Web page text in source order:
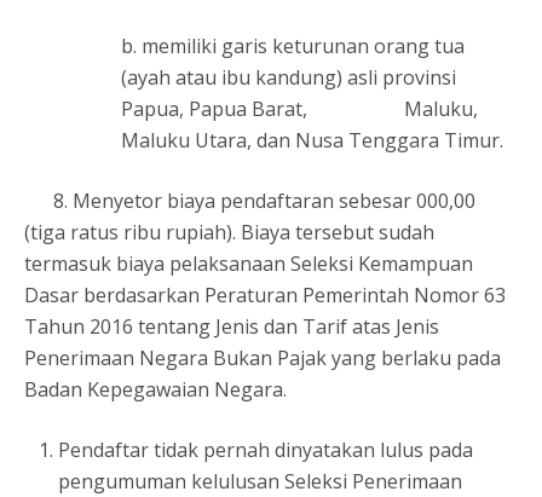
b. memiliki garis keturunan orang tua
(ayah atau ibu kandung) asli provinsi
Papua, Papua Barat, Maluku,
Maluku Utara, dan Nusa Tenggara Timur.
8. Menyetor biaya pendaftaran sebesar 000,00
(tiga ratus ribu rupiah). Biaya tersebut sudah
termasuk biaya pelaksanaan Seleksi Kemampuan
Dasar berdasarkan Peraturan Pemerintah Nomor 63
Tahun 2016 tentang Jenis dan Tarif atas Jenis
Penerimaan Negara Bukan Pajak yang berlaku pada
Badan Kepegawaian Negara.
Pendaftar tidak pernah dinyatakan lulus pada
pengumuman kelulusan Seleksi Penerimaan